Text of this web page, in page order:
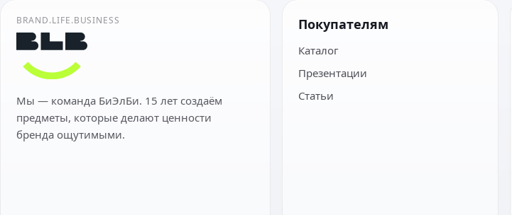
BRAND.LIFE.BUSINESS
Мы — команда БиЭлБи. 15 лет создаём
предметы, которые делают ценности
бренда ощутимыми.
Покупателям
Каталог
Презентации
Статьи